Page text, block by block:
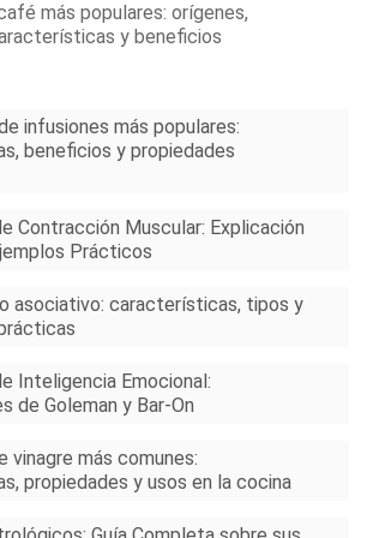
más populares: orígenes,
y beneficios
infusiones más populares:
beneficios y propiedades
Contracción Muscular: Explicación
Prácticos
asociativo: características, tipos y
Inteligencia Emocional:
de Goleman y Bar-On
vinagre más comunes:
propiedades y usos en la cocina